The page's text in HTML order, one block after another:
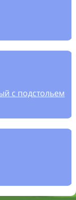
с подстольем